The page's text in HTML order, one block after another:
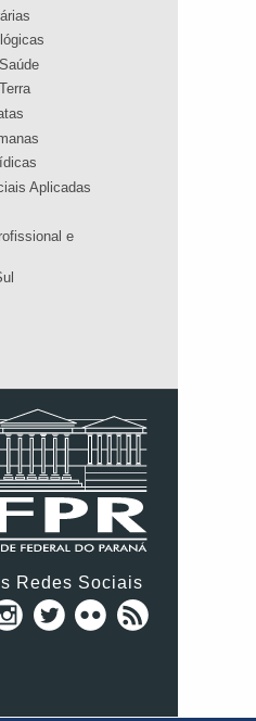
Aplicadas
e
Redes Sociais